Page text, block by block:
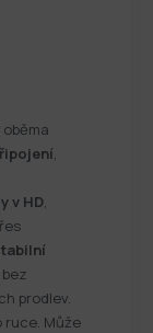
,
v HD,
prodlev.
ruce. Může